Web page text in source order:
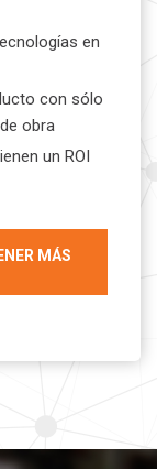
en
con sólo
obra
un ROI
MÁS